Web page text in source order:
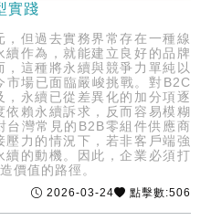
實踐
但過去實務界常存在一種線
作為，就能建立良好的品牌
這種將永續與競爭力單純以
場已面臨嚴峻挑戰。對B2C
永續已從差異化的加分項逐
賴永續訴求，反而容易模糊
台灣常見的B2B零組件供應商
力的情況下，若非客戶端強
的動機。因此，企業必須打
價值的路徑。
2026-03-24 點擊數:506